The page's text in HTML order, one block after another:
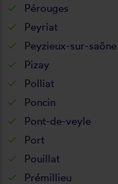
Pérouges
Peyriat
Peyzieux-sur-saône
Pizay
Polliat
Poncin
Pont-de-veyle
Port
Pouillat
Prémillieu